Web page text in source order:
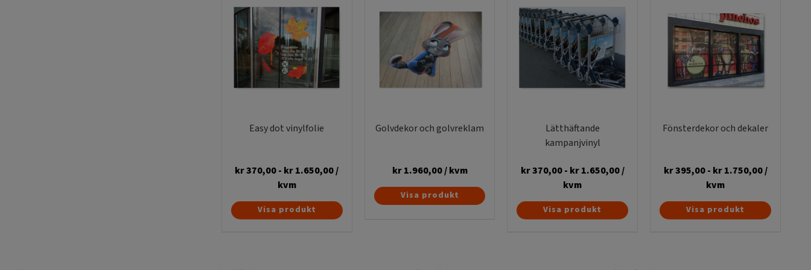
Behöver ni som sagt någon form av delar med klister så har Ni hittat rätt leverantör!
produktsidan
Easy dot vinylfolie
kr370,00- kr1.650,00/
kvm
Visa produkt
Golvdekor och golvreklam
kr1.960,00/ kvm
Den
här
Visa produkt
Lätthäftande
kampanjvinyl
kr370,00- kr1.650,00/
kvm
Visa produkt
Fönsterdekor och dekaler
kr395,00- kr1.750,00/
kvm
Den
här
Visa produkt